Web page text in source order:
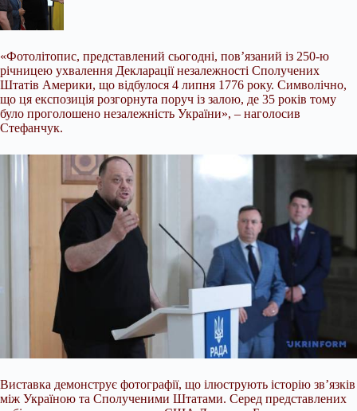
«Фотолітопис, представлений сьогодні, пов’язаний із 250-ю
річницею ухвалення Декларації незалежності Сполучених
Штатів Америки, що відбулося 4 липня 1776 року. Символічно,
що ця експозиція розгорнута поруч із залою, де 35 років тому
було проголошено незалежність України», – наголосив
Стефанчук.
Виставка демонструє фотографії, що ілюструють історію зв’язків
між Україною та Сполученими Штатами. Серед представлених